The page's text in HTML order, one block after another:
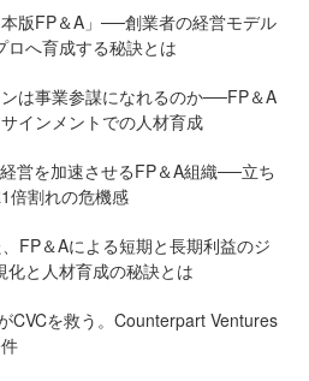
版FP＆A」──創業者の経営モデル
ロへ育成する秘訣とは
は事業参謀になれるのか──FP＆A
インメントでの人材育成
営を加速させるFP＆A組織──立ち
倍割れの危機感
FP＆Aによる短期と長期利益のジ
と人材育成の秘訣とは
CVCを救う。Counterpart Ventures